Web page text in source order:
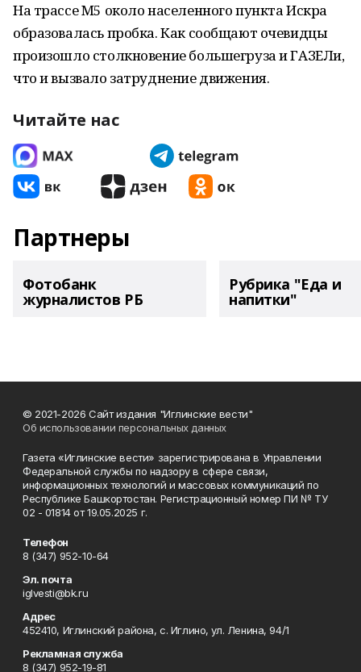
На трассе М5 около населенного пункта Искра
образовалась пробка. Как сообщают очевидцы
произошло столкновение большегруза и ГАЗЕЛи,
что и вызвало затруднение движения.
Читайте нас
Партнеры
Фотобанк
журналистов РБ
Рубрика "Еда и
напитки"
© 2021-2026 Сайт издания "Иглинские вести"
Об использовании персональных данных
Газета «Иглинские вести» зарегистрирована в Управлении
Федеральной службы по надзору в сфере связи,
информационных технологий и массовых коммуникаций по
Республике Башкортостан. Регистрационный номер ПИ № ТУ
02 - 01814 от 19.05.2025 г.
Телефон
8 (347) 952-10-64
Эл. почта
iglvesti@bk.ru
Адрес
452410, Иглинский района, с. Иглино, ул. Ленина, 94/1
Рекламная служба
8 (347) 952-19-81